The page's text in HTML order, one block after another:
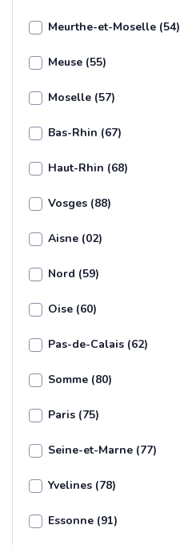
Meurthe-et-Moselle (54)
Meuse (55)
Moselle (57)
Bas-Rhin (67)
Haut-Rhin (68)
Vosges (88)
Aisne (02)
Nord (59)
Oise (60)
Pas-de-Calais (62)
Somme (80)
Paris (75)
Seine-et-Marne (77)
Yvelines (78)
Essonne (91)